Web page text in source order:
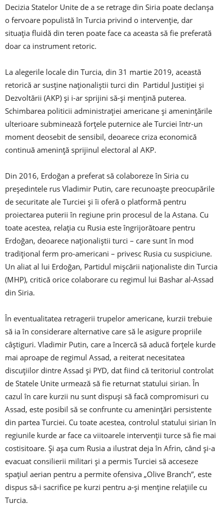
Decizia Statelor Unite de a se retrage din Siria poate declanșa
o fervoare populistă în Turcia privind o intervenție, dar
situația fluidă din teren poate face ca aceasta să fie preferată
doar ca instrument retoric.
La alegerile locale din Turcia, din 31 martie 2019, această
retorică ar susține naționaliștii turci din Partidul Justiției și
Dezvoltării (AKP) și i-ar sprijini să-și mențină puterea.
Schimbarea politicii administrației americane și amenințările
ulterioare subminează forțele puternice ale Turciei într-un
moment deosebit de sensibil, deoarece criza economică
continuă amenință sprijinul electoral al AKP.
Din 2016, Erdoğan a preferat să colaboreze în Siria cu
președintele rus Vladimir Putin, care recunoaște preocupările
de securitate ale Turciei și îi oferă o platformă pentru
proiectarea puterii în regiune prin procesul de la Astana. Cu
toate acestea, relația cu Rusia este îngrijorătoare pentru
Erdoğan, deoarece naționaliștii turci – care sunt în mod
tradițional ferm pro-americani – privesc Rusia cu suspiciune.
Un aliat al lui Erdoğan, Partidul mișcării naționaliste din Turcia
(MHP), critică orice colaborare cu regimul lui Bashar al-Assad
din Siria.
În eventualitatea retragerii trupelor americane, kurzii trebuie
să ia în considerare alternative care să le asigure propriile
câștiguri. Vladimir Putin, care a încercă să aducă forțele kurde
mai aproape de regimul Assad, a reiterat necesitatea
discuțiilor dintre Assad și PYD, dat fiind că teritoriul controlat
de Statele Unite urmează să fie returnat statului sirian. În
cazul în care kurzii nu sunt dispuși să facă compromisuri cu
Assad, este posibil să se confrunte cu amenințări persistente
din partea Turciei. Cu toate acestea, controlul statului sirian în
regiunile kurde ar face ca viitoarele intervenții turce să fie mai
costisitoare. Și așa cum Rusia a ilustrat deja în Afrin, când și-a
evacuat consilierii militari și a permis Turciei să acceseze
spațiul aerian pentru a permite ofensiva „Olive Branch”, este
dispus să-i sacrifice pe kurzi pentru a-și menține relațiile cu
Turcia.